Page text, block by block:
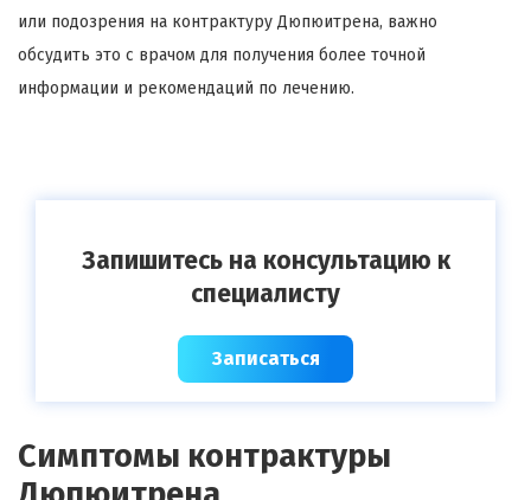
или подозрения на контрактуру Дюпюитрена, важно
обсудить это с врачом для получения более точной
информации и рекомендаций по лечению.
Запишитесь на консультацию к
специалисту
Записаться
Симптомы контрактуры